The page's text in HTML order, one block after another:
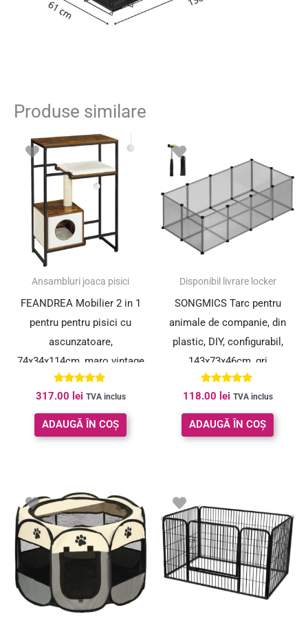
Produse similare
Ansambluri joaca pisici
FEANDREA Mobilier 2 in 1
pentru pentru pisici cu
ascunzatoare,
74x34x114cm, maro vintage
Evaluat la
5.00
din 5
317.00 lei TVA inclus
ADAUGĂ ÎN COȘ
Disponibil livrare locker
SONGMICS Tarc pentru
animale de companie, din
plastic, DIY, configurabil,
143x73x46cm, gri
Evaluat la
5.00
din 5
118.00 lei TVA inclus
ADAUGĂ ÎN COȘ
Prețul
inițial
a
fost:
148.00 lei.
curent
este:
121.00 lei.